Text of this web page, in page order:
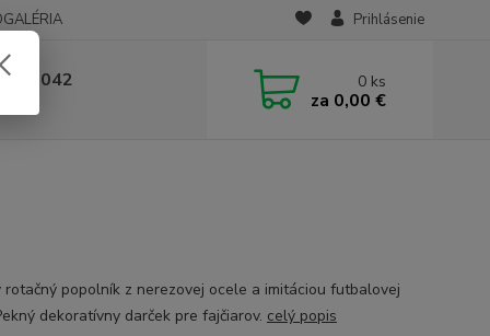
Prihlásenie
236 042 0 ks
za 0,00 €
rotačný popolník z nerezovej ocele a imitáciou futbalovej
dekoratívny darček pre fajčiarov. celý popis